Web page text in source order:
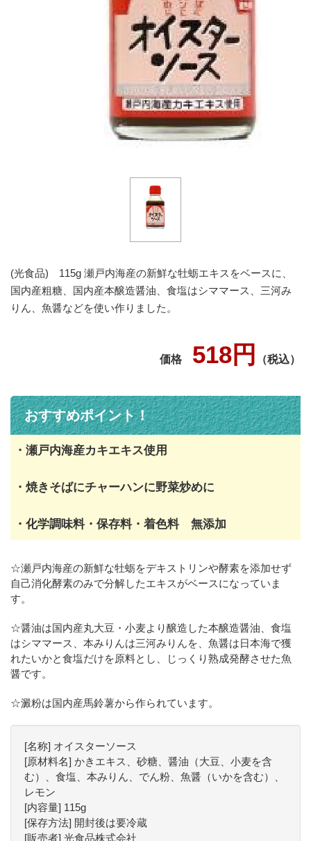
(光食品) 115g 瀬戸内海産の新鮮な牡蛎エキスをベースに、
国内産粗糖、国内産本醸造醤油、食塩はシママース、三河み
りん、魚醤などを使い作りました。
価格 518円 （税込）
おすすめポイント！
・瀬戸内海産カキエキス使用
・焼きそばにチャーハンに野菜炒めに
・化学調味料・保存料・着色料 無添加
☆瀬戸内海産の新鮮な牡蛎をデキストリンや酵素を添加せず
自己消化酵素のみで分解したエキスがベースになっていま
す。
☆醤油は国内産丸大豆・小麦より醸造した本醸造醤油、食塩
はシママース、本みりんは三河みりんを、魚醤は日本海で獲
れたいかと食塩だけを原料とし、じっくり熟成発酵させた魚
醤です。
☆澱粉は国内産馬鈴薯から作られています。
[名称] オイスターソース
[原材料名] かきエキス、砂糖、醤油（大豆、小麦を含
む）、食塩、本みりん、でん粉、魚醤（いかを含む）、
レモン
[内容量] 115g
[保存方法] 開封後は要冷蔵
[販売者] 光食品株式会社